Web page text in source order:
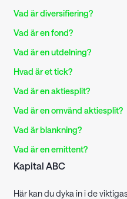
Vad är diversifiering?
Vad är en fond?
Vad är en utdelning?
Hvad är et tick?
Vad är en aktiesplit?
Vad är en omvänd aktiesplit?
Vad är blankning?
Vad är en emittent?
Kapital ABC
Här kan du dyka in i de